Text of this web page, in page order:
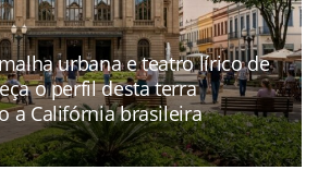
urbana e teatro lírico de
o perfil desta terra
a Califórnia brasileira